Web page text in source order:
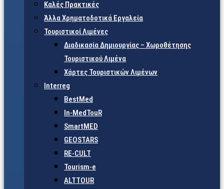
Καλές Πρακτικές
Άλλα Χρηματοδοτικά Εργαλεία
Τουριστικοί Λιμένες
Διαδικασία Δημιουργίας – Χωροθέτησης
Τουριστικού Λιμένα
Χάρτες Τουριστικών Λιμένων
Interreg
BestMed
In-MedTouR
SmartMED
GEOSTARS
RE-CULT
Tourism-e
ALTTOUR